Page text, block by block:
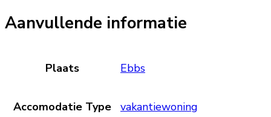
Aanvullende informatie
Plaats Ebbs
Accomodatie Type vakantiewoning